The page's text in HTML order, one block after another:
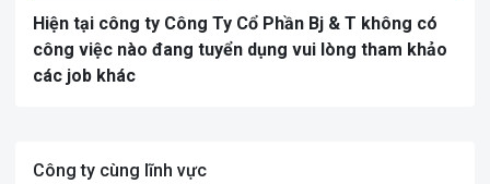
Hiện tại công ty Công Ty Cổ Phần Bj & T không có
công việc nào đang tuyển dụng vui lòng tham khảo
các job khác
Công ty cùng lĩnh vực